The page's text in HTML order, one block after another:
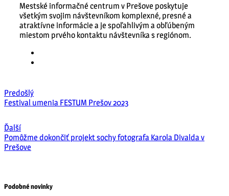
Mestské informačné centrum v Prešove poskytuje
všetkým svojim návštevníkom komplexné, presné a
atraktívne informácie a je spoľahlivým a obľúbeným
miestom prvého kontaktu návštevníka s regiónom.
Predošlý
Festival umenia FESTUM Prešov 2023
Ďalší
Pomôžme dokončiť projekt sochy fotografa Karola Divalda v
Prešove
Podobné novinky